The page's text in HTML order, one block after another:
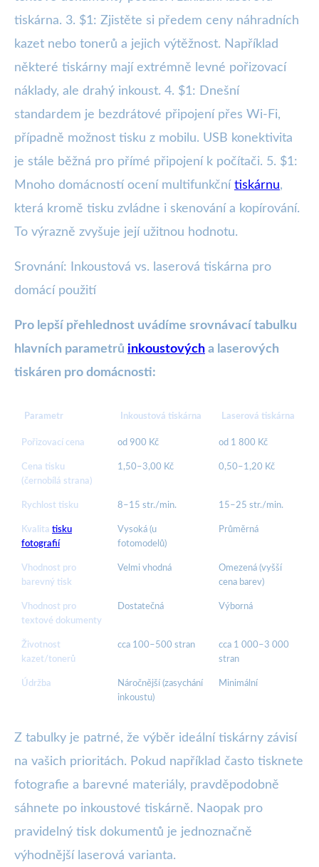
tiskárna. 3. $1: Zjistěte si předem ceny náhradních
kazet nebo tonerů a jejich výtěžnost. Například
některé tiskárny mají extrémně levné pořizovací
náklady, ale drahý inkoust. 4. $1: Dnešní
standardem je bezdrátové připojení přes Wi-Fi,
případně možnost tisku z mobilu. USB konektivita
je stále běžná pro přímé připojení k počítači. 5. $1:
Mnoho domácností ocení multifunkční tiskárnu,
která kromě tisku zvládne i skenování a kopírování.
To výrazně zvyšuje její užitnou hodnotu.
Srovnání: Inkoustová vs. laserová tiskárna pro
domácí použití
Pro lepší přehlednost uvádíme srovnávací tabulku
hlavních parametrů inkoustových a laserových
tiskáren pro domácnosti:
Parametr Inkoustová tiskárna Laserová tiskárna
Pořizovací cena od 900 Kč od 1 800 Kč
Cena tisku
(černobílá strana)
1,50–3,00 Kč 0,50–1,20 Kč
Rychlost tisku 8–15 str./min. 15–25 str./min.
Kvalita tisku
fotografií
Vysoká (u
fotomodelů)
Průměrná
Vhodnost pro
barevný tisk
Velmi vhodná
Omezená (vyšší
cena barev)
Vhodnost pro
textové dokumenty
Dostatečná Výborná
Životnost
kazet/tonerů
cca 100–500 stran
cca 1 000–3 000
stran
Údržba
Náročnější (zasychání
inkoustu)
Minimální
Z tabulky je patrné, že výběr ideální tiskárny závisí
na vašich prioritách. Pokud například často tisknete
fotografie a barevné materiály, pravděpodobně
sáhnete po inkoustové tiskárně. Naopak pro
pravidelný tisk dokumentů je jednoznačně
výhodnější laserová varianta.